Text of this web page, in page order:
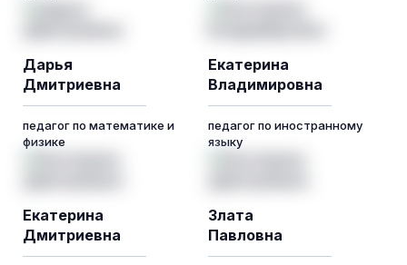
Дарья
Дмитриевна
педагог по математике и
физике
Екатерина
Владимировна
педагог по иностранному
языку
Екатерина
Дмитриевна
Злата
Павловна